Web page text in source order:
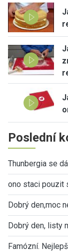
Poslední
Thunbergia se
ono staci pouzit
Dobrý den,moc
Dobrý den, listy
Famózní.